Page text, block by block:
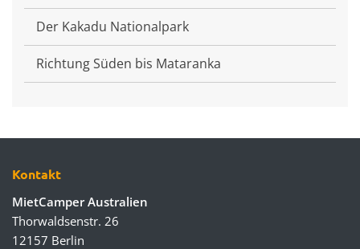
Der Kakadu Nationalpark
Richtung Süden bis Mataranka
Kontakt
MietCamper Australien
Thorwaldsenstr. 26
12157 Berlin